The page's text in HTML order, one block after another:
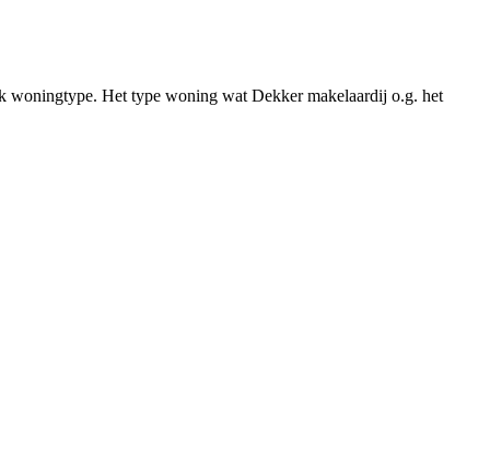
woningtype. Het type woning wat Dekker makelaardij o.g. het